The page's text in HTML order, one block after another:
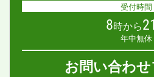
受付時間
8時から21
年中無休
お問い合わ